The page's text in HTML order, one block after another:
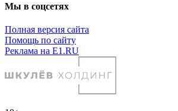
Мы в соцсетях
Полная версия сайта
Помощь по сайту
Реклама на E1.RU